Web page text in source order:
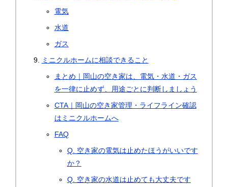
電気
水道
ガス
ミニクルホームに相談できること
まとめ｜岡山の空き家は、電気・水道・ガス
を一律に止めず、用途ごとに判断しましょう
CTA｜岡山の空き家管理・ライフライン確認
はミニクルホームへ
FAQ
Q. 空き家の電気は止めたほうがいいです
か？
Q. 空き家の水道は止めても大丈夫です